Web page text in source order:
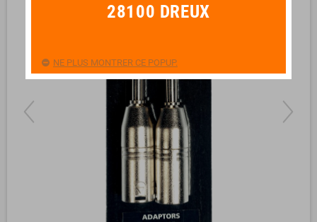
28100 DREUX
NE PLUS MONTRER CE POPUP.